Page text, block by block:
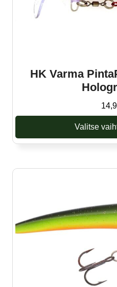
HK Varma
Valitse